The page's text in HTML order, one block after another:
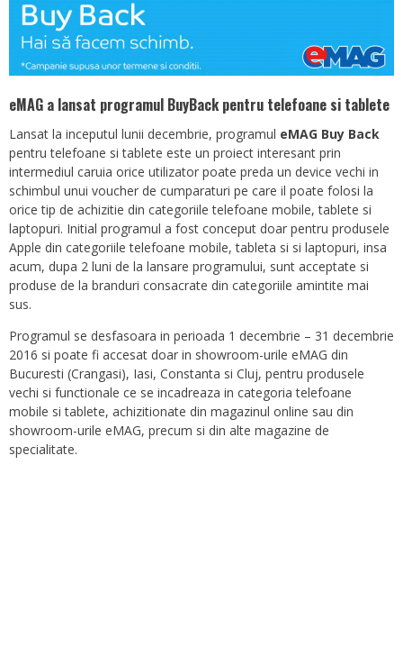
eMAG a lansat programul BuyBack pentru telefoane si tablete
Lansat la inceputul lunii decembrie, programul eMAG Buy Back
pentru telefoane si tablete este un proiect interesant prin
intermediul caruia orice utilizator poate preda un device vechi in
schimbul unui voucher de cumparaturi pe care il poate folosi la
orice tip de achizitie din categoriile telefoane mobile, tablete si
laptopuri. Initial programul a fost conceput doar pentru produsele
Apple din categoriile telefoane mobile, tableta si si laptopuri, insa
acum, dupa 2 luni de la lansare programului, sunt acceptate si
produse de la branduri consacrate din categoriile amintite mai
sus.
Programul se desfasoara in perioada 1 decembrie – 31 decembrie
2016 si poate fi accesat doar in showroom-urile eMAG din
Bucuresti (Crangasi), Iasi, Constanta si Cluj, pentru produsele
vechi si functionale ce se incadreaza in categoria telefoane
mobile si tablete, achizitionate din magazinul online sau din
showroom-urile eMAG, precum si din alte magazine de
specialitate.